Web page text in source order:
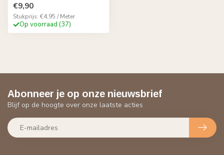
€9,90
Stukprijs: €4,95 / Meter
Op voorraad (37)
Abonneer je op onze nieuwsbrief
Blijf op de hoogte over onze laatste acties